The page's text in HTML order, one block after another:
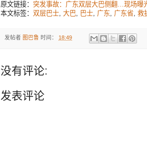
原文链接： 突发事故：广东双层大巴侧翻…现场曝
本文标签： 双层巴士, 大巴, 巴士, 广东, 广东省, 救
发帖者 图巴鲁 时间： 18:49
没有评论:
发表评论